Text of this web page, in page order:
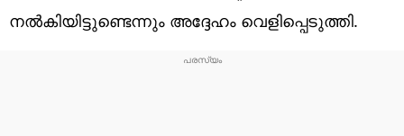
നല്‍കിയിട്ടുണ്ടെന്നും അദ്ദേഹം വെളിപ്പെടുത്തി.